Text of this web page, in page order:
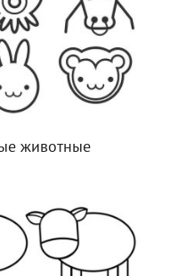
животные